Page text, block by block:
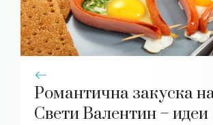
Романтична закуска
Свети Валентин – идеи